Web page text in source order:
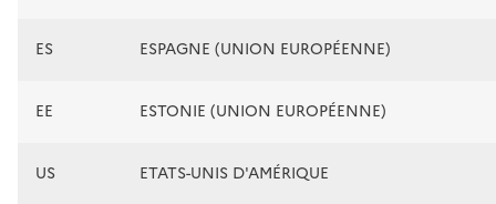
ES ESPAGNE (UNION EUROPÉENNE)
EE ESTONIE (UNION EUROPÉENNE)
US ETATS-UNIS D'AMÉRIQUE